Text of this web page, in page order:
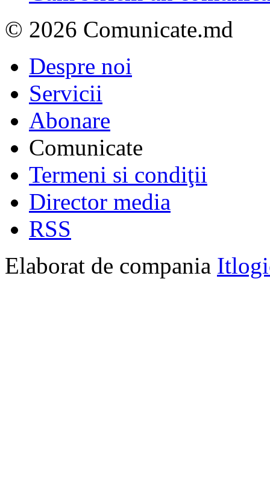
© 2026 Comunicate.md
Despre noi
Servicii
Abonare
Comunicate
Termeni si condiţii
Director media
RSS
Elaborat de compania